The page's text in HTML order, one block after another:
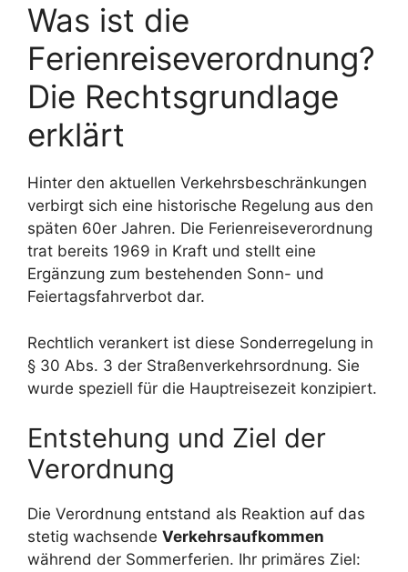
Was ist die
Ferienreiseverordnung?
Die Rechtsgrundlage
erklärt
Hinter den aktuellen Verkehrsbeschränkungen
verbirgt sich eine historische Regelung aus den
späten 60er Jahren. Die Ferienreiseverordnung
trat bereits 1969 in Kraft und stellt eine
Ergänzung zum bestehenden Sonn- und
Feiertagsfahrverbot dar.
Rechtlich verankert ist diese Sonderregelung in
§ 30 Abs. 3 der Straßenverkehrsordnung. Sie
wurde speziell für die Hauptreisezeit konzipiert.
Entstehung und Ziel der
Verordnung
Die Verordnung entstand als Reaktion auf das
stetig wachsende Verkehrsaufkommen
während der Sommerferien. Ihr primäres Ziel: